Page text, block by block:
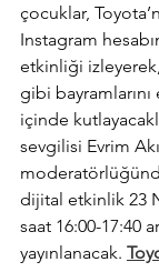
çocuklar,
Instagram
etkinliği
gibi
içinde
sevgilisi Evrim
dijital etkinlik 23
saat 16:00-17:40
yayınlanacak.